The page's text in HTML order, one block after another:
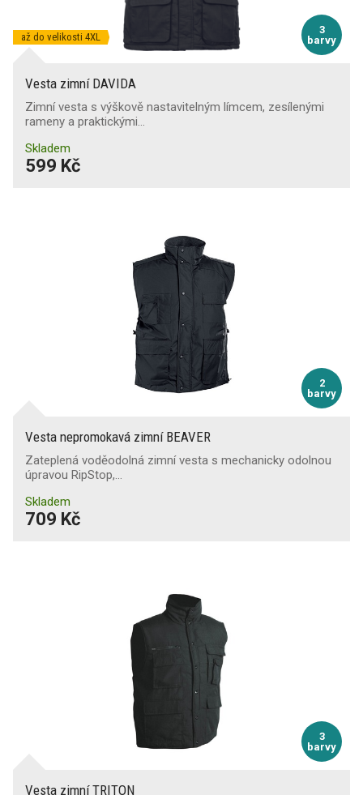
3
barvy
až do velikosti 4XL
Vesta zimní DAVIDA
Zimní vesta s výškově nastavitelným límcem, zesílenými
rameny a praktickými…
Skladem
599 Kč
2
barvy
Vesta nepromokavá zimní BEAVER
Zateplená voděodolná zimní vesta s mechanicky odolnou
úpravou RipStop,…
Skladem
709 Kč
3
barvy
Vesta zimní TRITON